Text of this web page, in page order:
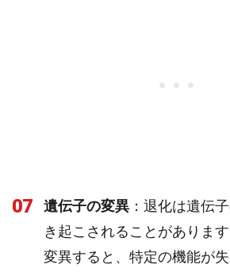
07 遺伝子の変異 ：退化は遺伝
き起こされることがありま
変異すると、特定の機能が